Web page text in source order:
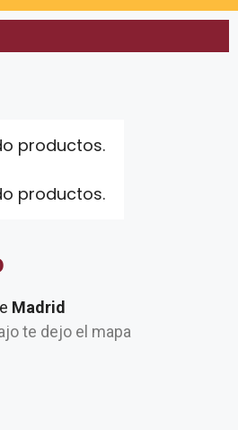
productos.
productos.
Madrid
te dejo el mapa